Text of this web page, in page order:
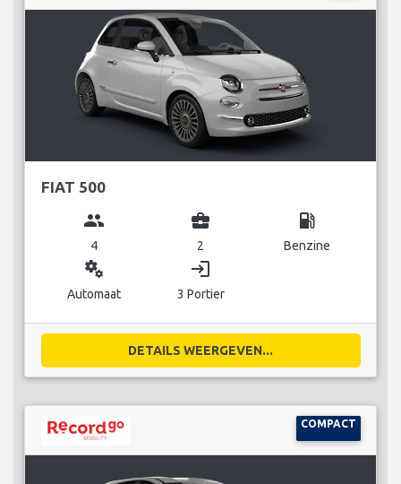
FIAT 500
group
4
business_center
2
local_gas_station
Benzine
miscellaneous_services
Automaat
login
3 Portier
DETAILS WEERGEVEN...
COMPACT